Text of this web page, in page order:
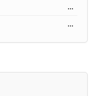
...
...